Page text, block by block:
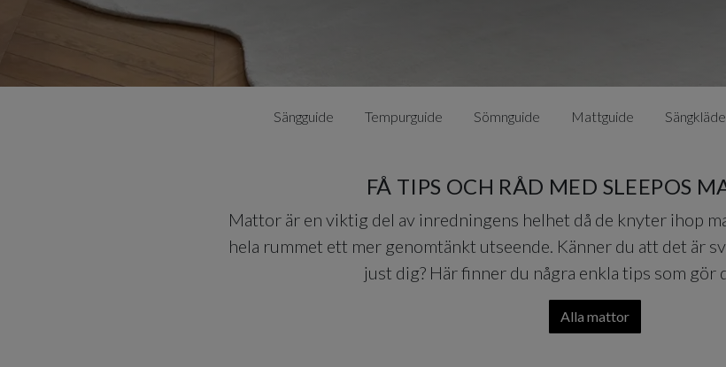
Sängguide Tempurguide Sömnguide Mattguide
FÅ TIPS OCH RÅD MED SLEEPOS
Mattor är en viktig del av inredningens helhet då de knyter ihop
hela rummet ett mer genomtänkt utseende. Känner du att det är
just dig? Här finner du några enkla tips som gör
Alla mattor